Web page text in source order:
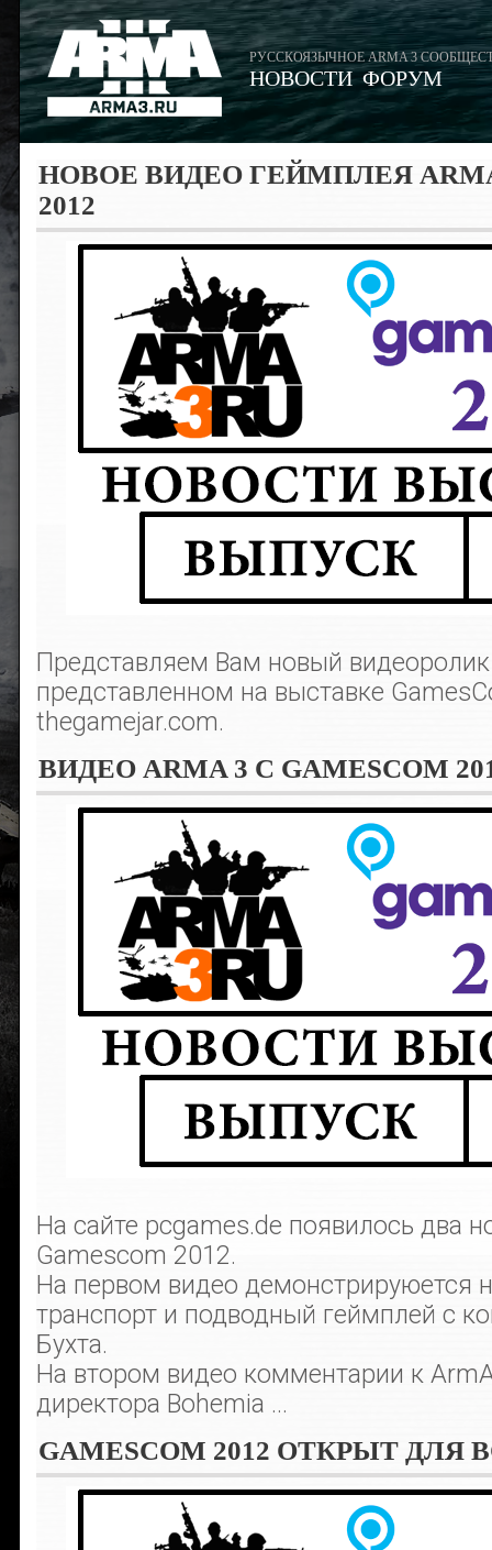
РУССКОЯЗЫЧНОЕ ARMA 3
НОВОСТИ ФОРУМ
НОВОЕ ВИДЕО ГЕЙМПЛЕЯ ARMA
2012
Представляем Вам новый
представленном на выставке
thegamejar.com.
ВИДЕО ARMA 3 С GAMESCOM
На сайте pcgames.de появилось два
Gamescom 2012.
На первом видео демонстрируюется
транспорт и подводный геймплей с
Бухта.
На втором видео комментарии к
директора Bohemia ...
GAMESCOM 2012 ОТКРЫТ